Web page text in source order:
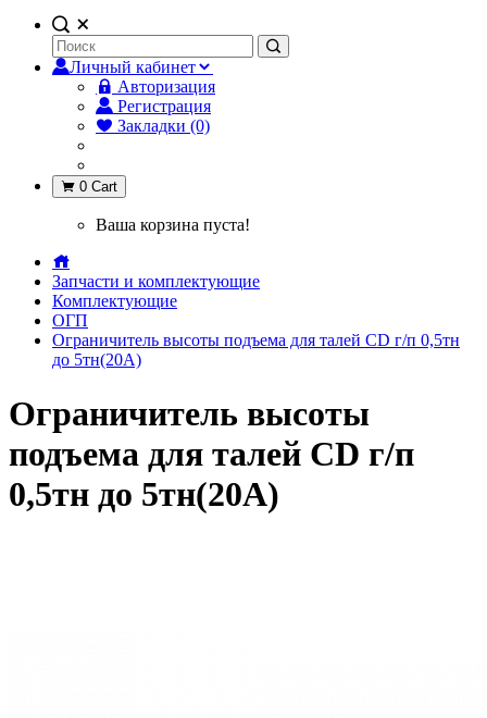
Личный кабинет
Авторизация
Регистрация
Закладки (0)
0 Cart
Ваша корзина пуста!
Запчасти и комплектующие
Комплектующие
ОГП
Ограничитель высоты подъема для талей CD г/п 0,5тн
до 5тн(20А)
Ограничитель высоты
подъема для талей CD г/п
0,5тн до 5тн(20А)